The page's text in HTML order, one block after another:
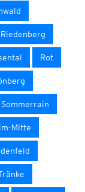
Riedenberg
Rot
Sommerrain
Mitte